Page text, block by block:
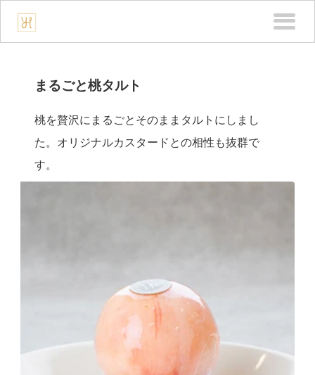
CONTACT
まるごと桃タルト
桃を贅沢にまるごとそのままタルトにしまし
た。オリジナルカスタードとの相性も抜群で
す。